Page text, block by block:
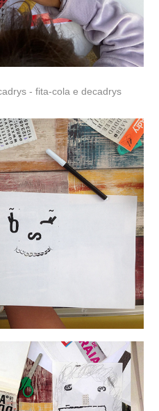
- fita-cola e decadrys